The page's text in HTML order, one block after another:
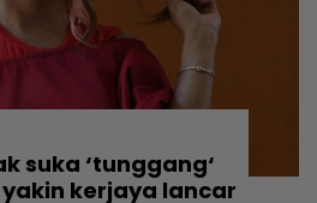
suka ‘tunggang‘
kerjaya lancar